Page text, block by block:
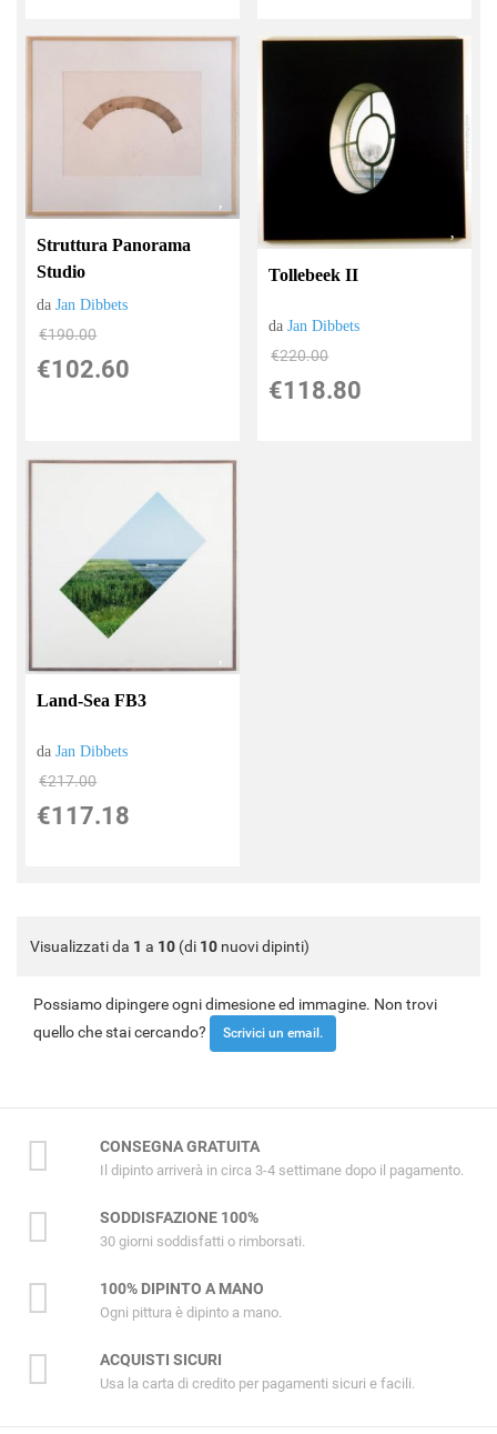
Struttura Panorama
Studio
daJan Dibbets
€190.00
€102.60
Tollebeek II
daJan Dibbets
€220.00
€118.80
Land-Sea FB3
daJan Dibbets
€217.00
€117.18
Visualizzati da 1 a 10 (di 10 nuovi dipinti)
Possiamo dipingere ogni dimesione ed immagine. Non trovi
quello che stai cercando?
Scrivici un email.
CONSEGNA GRATUITA
Il dipinto arriverà in circa 3-4 settimane dopo il pagamento.
SODDISFAZIONE 100%
30 giorni soddisfatti o rimborsati.
100% DIPINTO A MANO
Ogni pittura è dipinto a mano.
ACQUISTI SICURI
Usa la carta di credito per pagamenti sicuri e facili.